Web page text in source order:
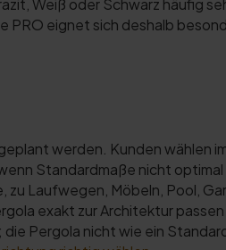
Weiß oder Schwarz häufig
eignet sich deshalb
werden. Kunden wählen
Standardmaße nicht
Laufwegen, Möbeln, Pool,
exakt zur Architektur
Pergola nicht wie ein